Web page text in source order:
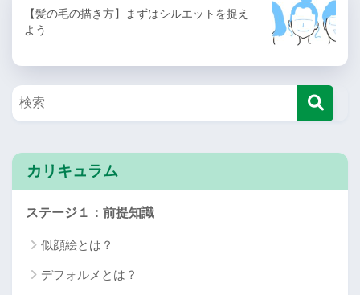
【髪の毛の描き方】まずはシルエットを捉え
よう
カリキュラム
ステージ１：前提知識
似顔絵とは？
デフォルメとは？